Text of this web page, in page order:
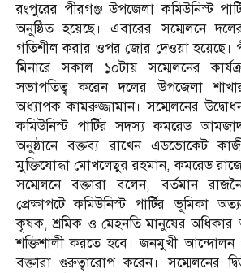
রংপুরের পীরগঞ্জ উপজেলা কমিউনিস্ট
অনুষ্ঠিত হয়েছে। এবারের সম্মেলনে
গতিশীল করার ওপর জোর দেওয়া হয়েছে।
মিনারে সকাল ১০টায় সম্মেলনের
সভাপতিত্ব করেন দলের উপজেলা
অধ্যাপক কামরুজ্জামান। সম্মেলনের
কমিউনিস্ট পার্টির সদস্য কমরেড
অনুষ্ঠানে বক্তব্য রাখেন এডভোকেট
মুক্তিযোদ্ধা মোখলেছুর রহমান, কমরেড
​সম্মেলনে বক্তারা বলেন, বর্তমান
প্রেক্ষাপটে কমিউনিস্ট পার্টির ভূমিকা
কৃষক, শ্রমিক ও মেহনতি মানুষের
শক্তিশালী করতে হবে। জনমুখী
বক্তারা গুরুত্বারোপ করেন। ​সম্মেলনের